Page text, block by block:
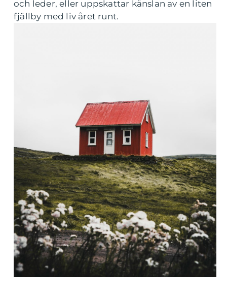
och leder, eller uppskattar känslan av en liten
fjällby med liv året runt.